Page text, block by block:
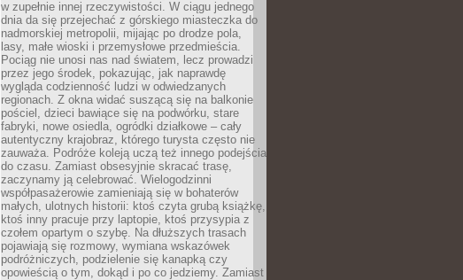
w zupełnie innej rzeczywistości. W ciągu jednego
dnia da się przejechać z górskiego miasteczka do
nadmorskiej metropolii, mijając po drodze pola,
lasy, małe wioski i przemysłowe przedmieścia.
Pociąg nie unosi nas nad światem, lecz prowadzi
przez jego środek, pokazując, jak naprawdę
wygląda codzienność ludzi w odwiedzanych
regionach. Z okna widać suszącą się na balkonie
pościel, dzieci bawiące się na podwórku, stare
fabryki, nowe osiedla, ogródki działkowe – cały
autentyczny krajobraz, którego turysta często nie
zauważa. Podróże koleją uczą też innego podejścia
do czasu. Zamiast obsesyjnie skracać trasę,
zaczynamy ją celebrować. Wielogodzinni
współpasażerowie zamieniają się w bohaterów
małych, ulotnych historii: ktoś czyta grubą książkę,
ktoś inny pracuje przy laptopie, ktoś przysypia z
czołem opartym o szybę. Na dłuższych trasach
pojawiają się rozmowy, wymiana wskazówek
podróżniczych, podzielenie się kanapką czy
opowieścią o tym, dokąd i po co jedziemy. Zamiast